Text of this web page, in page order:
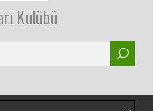
Kulübü